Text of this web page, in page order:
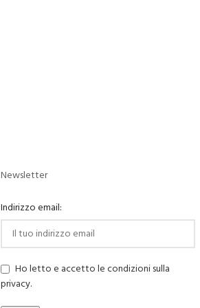
Newsletter
Indirizzo email:
Ho letto e accetto le condizioni sulla
privacy.